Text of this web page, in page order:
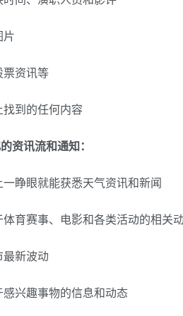
片
资讯等
到的任何内容
资讯流和通知：
睁眼就能获悉天气资讯和新闻
育赛事、电影和各类活动的相关
新波动
兴趣事物的信息和动态